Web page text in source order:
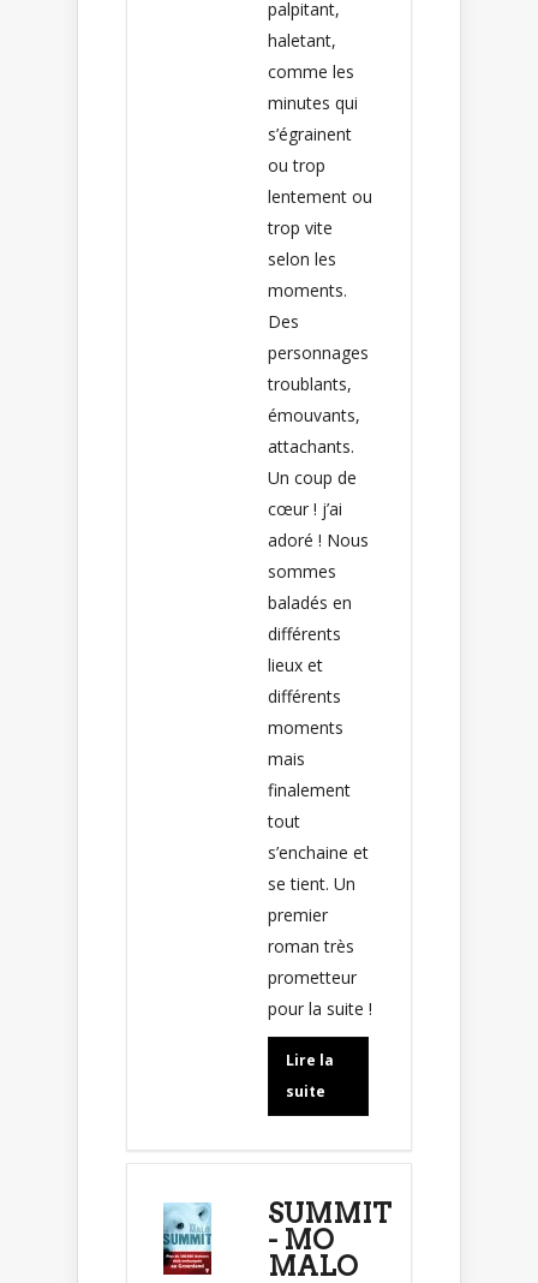
palpitant,
haletant,
comme les
minutes qui
s’égrainent
ou trop
lentement ou
trop vite
selon les
moments.
Des
personnages
troublants,
émouvants,
attachants.
Un coup de
cœur ! j’ai
adoré ! Nous
sommes
baladés en
différents
lieux et
différents
moments
mais
finalement
tout
s’enchaine et
se tient. Un
premier
roman très
prometteur
pour la suite !
Lire la
suite
SUMMIT
- MO
MALO